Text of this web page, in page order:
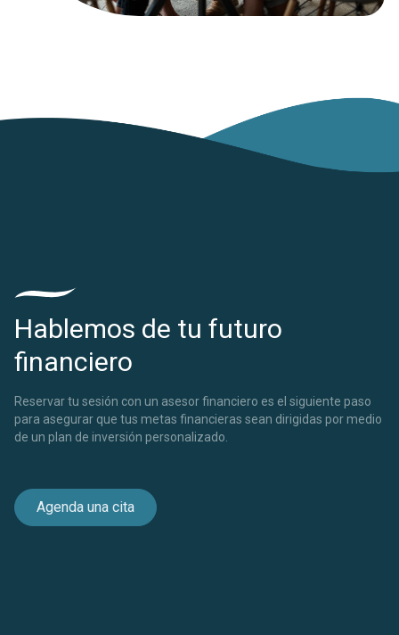
Hablemos de tu futuro
financiero
Reservar tu sesión con un asesor financiero es el siguiente paso
para asegurar que tus metas financieras sean dirigidas por medio
de un plan de inversión personalizado.
Agenda una cita